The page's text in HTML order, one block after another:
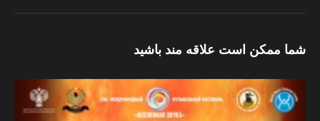
شما ممکن است علاقه مند باشید